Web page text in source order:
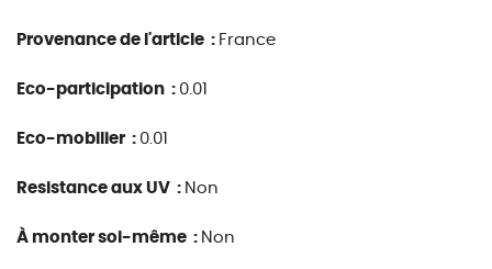
Provenance de l'article : France
Eco-participation : 0.01
Eco-mobilier : 0.01
Resistance aux UV : Non
À monter soi-même : Non